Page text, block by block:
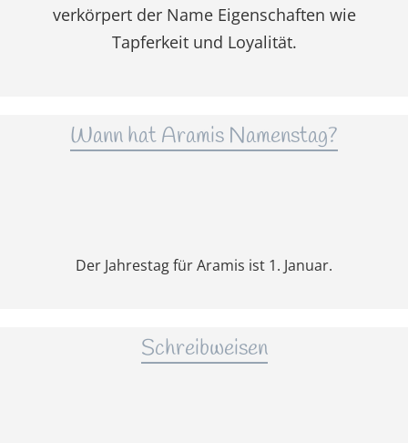
verkörpert der Name Eigenschaften wie
Tapferkeit und Loyalität.
Wann hat Aramis Namenstag?
Der Jahrestag für Aramis ist 1. Januar.
Schreibweisen